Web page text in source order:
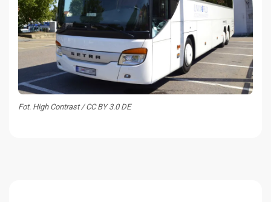
Fot. High Contrast / CC BY 3.0 DE